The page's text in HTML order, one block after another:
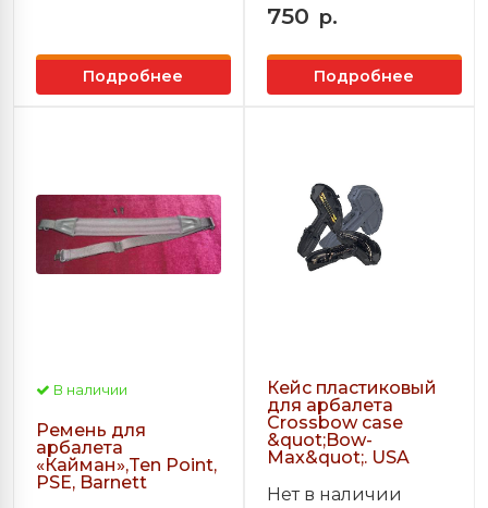
Подробнее
750 р.
Подробнее
В наличии
Ремень для
арбалета
«Кайман»,Ten Point,
PSE, Barnett
Кейс пластиковый
для арбалета
Crossbow case
&quot;Bow-
Max&quot;. USA
Нет в наличии